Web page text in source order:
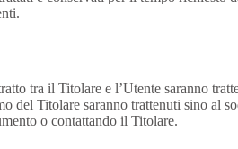
tra il Titolare e l’Utente saranno
Titolare saranno trattenuti sino al
o contattando il Titolare.